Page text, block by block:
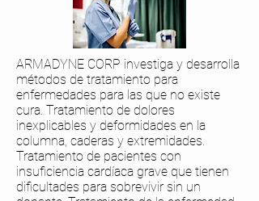
ARMADYNE CORP investiga y desarrolla
métodos de tratamiento para
enfermedades para las que no existe
cura. Tratamiento de dolores
inexplicables y deformidades en la
columna, caderas y extremidades.
Tratamiento de pacientes con
insuficiencia cardíaca grave que tienen
dificultades para sobrevivir sin un